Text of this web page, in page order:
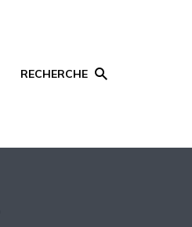
RECHERCHE